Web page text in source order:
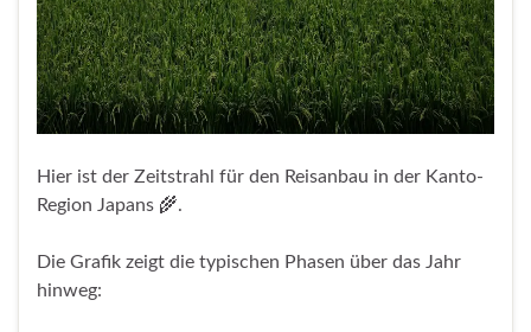
Hier ist der Zeitstrahl für den Reisanbau in der Kanto-
Region Japans 🌾.
Die Grafik zeigt die typischen Phasen über das Jahr
hinweg: